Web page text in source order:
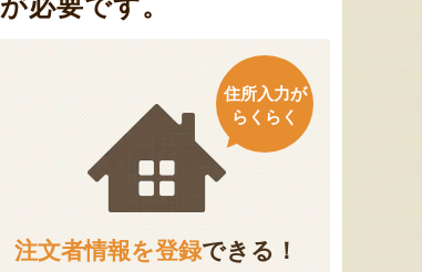
が必要です。
注文者情報を登録できる！
住所入力が
らくらく